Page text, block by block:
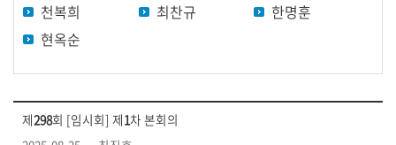
홍
보
상
영
천복희
최찬규
한명훈
현옥순
제298회 [임시회] 제1차 본회의